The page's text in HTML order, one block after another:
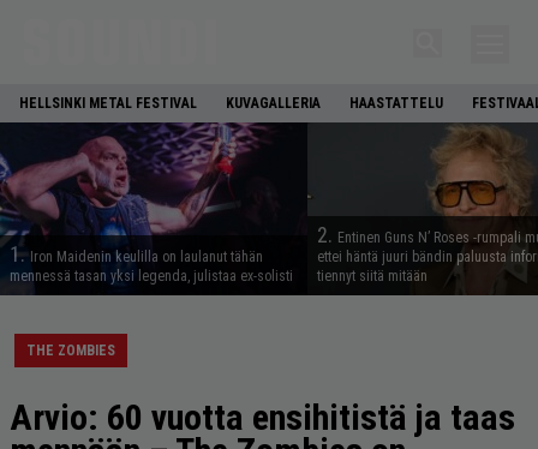
HELLSINKI METAL FESTIVAL KUVAGALLERIA HAASTATTELU
1. Iron Maidenin keulilla on laulanut tähän
mennessä tasan yksi legenda, julistaa ex-solisti
2. Entinen Guns N’ Roses -rumpali
ettei häntä juuri bändin paluusta
tiennyt siitä mitään
THE ZOMBIES
Arvio: 60 vuotta ensihitistä ja taas